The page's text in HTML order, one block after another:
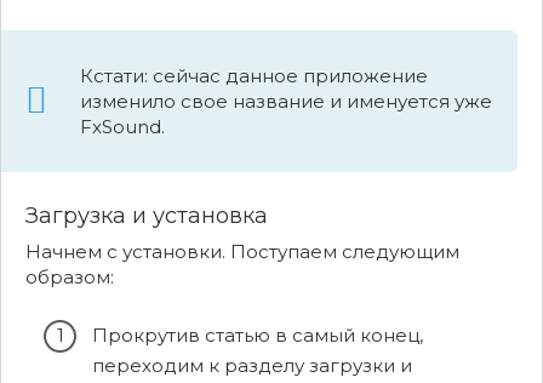
Кстати: сейчас данное приложение
изменило свое название и именуется уже
FxSound.
Загрузка и установка
Начнем с установки. Поступаем следующим
образом:
Прокрутив статью в самый конец,
переходим к разделу загрузки и